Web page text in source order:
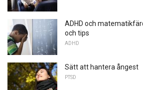
ADHD och
och tips
ADHD
Sätt att hantera ångest
PTSD